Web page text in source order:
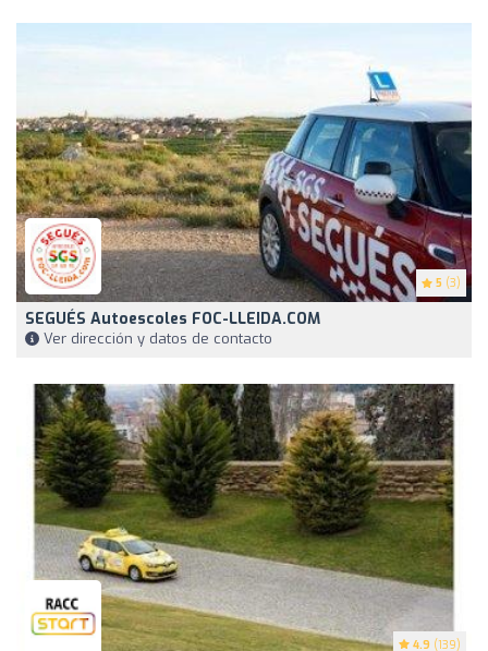
5 (3)
SEGUÉS Autoescoles FOC-LLEIDA.COM
Ver dirección y datos de contacto
4.9 (139)